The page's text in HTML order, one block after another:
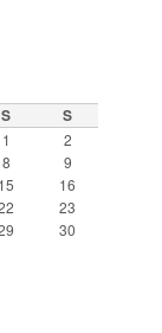
S S
1
2
8
9
15
16
23
30